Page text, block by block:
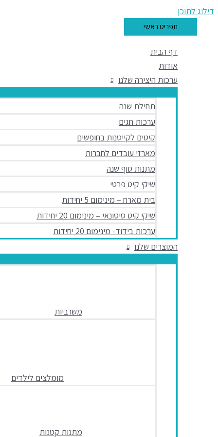
דילוג לתוכן
תפריט ראשי
דף הבית
אודות
ערכות היצירה שלנו
תחילת שנה
ערכות חגים
קיטים לקייטנות בחופשים
מארזי עובדים לחברות
מתנות סוף שנה
שיקי קיט פרטי
בית מארח – מינימום 5 יחידות
שיקי קיט סיטונאי – מינימום 20 יחידות
ערכות בידוד- מינימום 20 יחידות
המוצרים שלנו
משרביות
מומלצים לילדים
מתנות קטנות